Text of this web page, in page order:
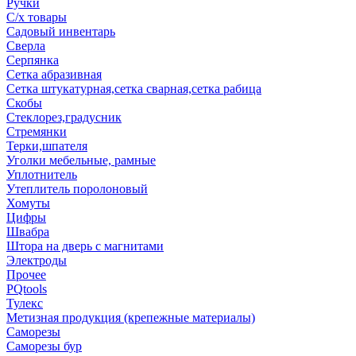
Ручки
С/х товары
Садовый инвентарь
Сверла
Серпянка
Сетка абразивная
Сетка штукатурная,сетка сварная,сетка рабица
Скобы
Стеклорез,градусник
Стремянки
Терки,шпателя
Уголки мебельные, рамные
Уплотнитель
Утеплитель поролоновый
Хомуты
Цифры
Швабра
Штора на дверь с магнитами
Электроды
Прочее
PQtools
Тулекс
Метизная продукция (крепежные материалы)
Саморезы
Саморезы бур